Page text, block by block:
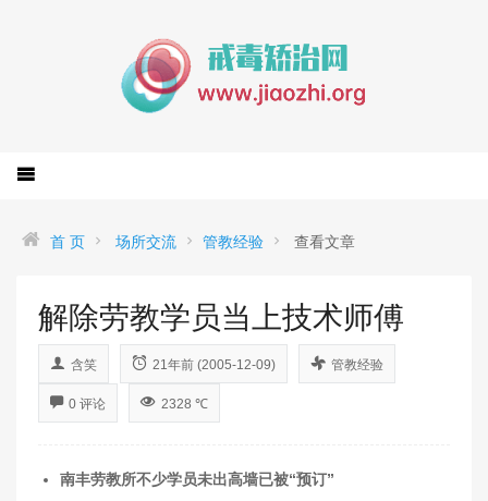
首 页 场所交流 管教经验 查看文章
解除劳教学员当上技术师傅
含笑 21年前 (2005-12-09) 管教经验
0 评论 2328 ℃
南丰劳教所不少学员未出高墙已被“预订”